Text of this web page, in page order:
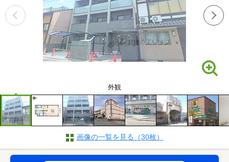
外観
画像の一覧を見る（30枚）